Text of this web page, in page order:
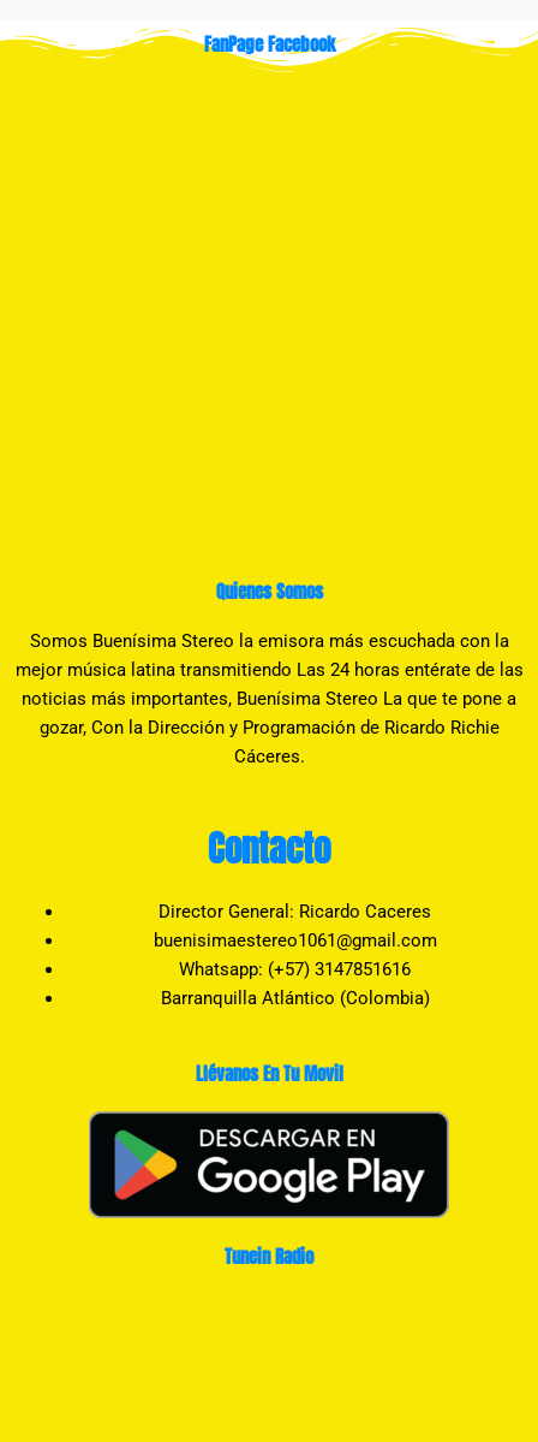
FanPage Facebook
Quienes Somos
Somos Buenísima Stereo la emisora más escuchada con la
mejor música latina transmitiendo Las 24 horas entérate de las
noticias más importantes, Buenísima Stereo La que te pone a
gozar, Con la Dirección y Programación de Ricardo Richie
Cáceres.
Contacto
Director General: Ricardo Caceres
buenisimaestereo1061@gmail.com
Whatsapp: (+57) 3147851616
Barranquilla Atlántico (Colombia)
Llévanos En Tu Movil
Tunein Radio